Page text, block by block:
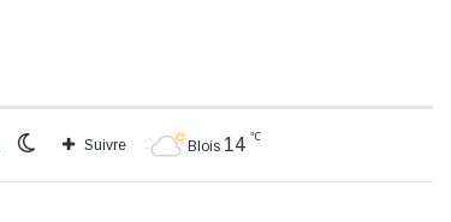
Blois 14 ℃
Suivre
Switch
Rechercher